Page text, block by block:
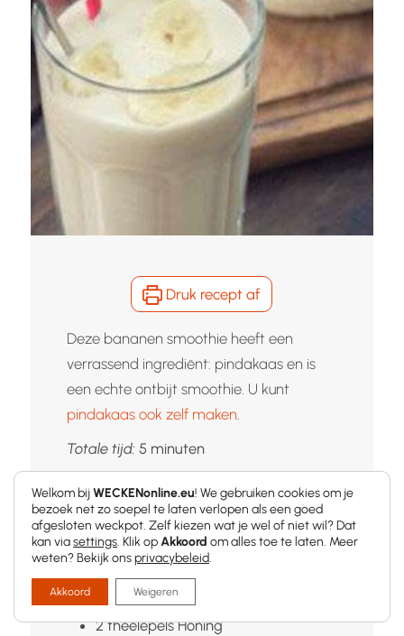
Druk recept af
Deze bananen smoothie heeft een
verrassend ingrediënt: pindakaas en is
een echte ontbijt smoothie. U kunt
pindakaas ook zelf maken.
Totale tijd: 5minuten
minuten
Ingrediënten
2 Bananen
200 ml melk
2 theelepels Honing
Welkom bijWECKENonline.eu! We gebruiken cookies om je
bezoek net zo soepel te laten verlopen als een goed
afgesloten weckpot. Zelf kiezen wat je wel of niet wil? Dat
kan viasettings. Klik opAkkoord om alles toe te laten. Meer
weten? Bekijk onsprivacybeleid.
Akkoord Weigeren